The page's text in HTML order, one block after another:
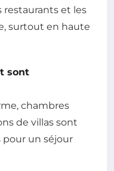
restaurants et les
surtout en haute
sont
chambres
de villas sont
pour un séjour